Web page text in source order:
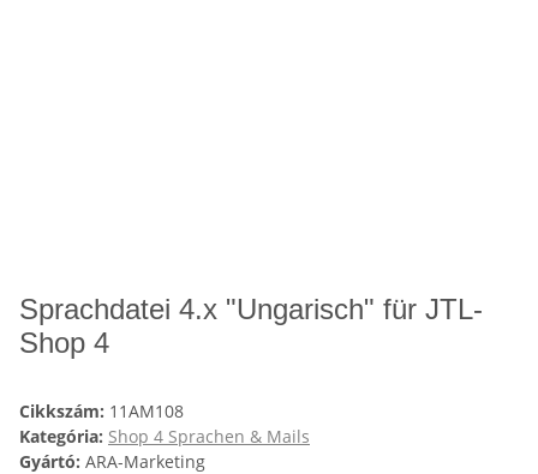
Sprachdatei 4.x "Ungarisch" für JTL-
Shop 4
Cikkszám: 11AM108
Kategória: Shop 4 Sprachen & Mails
Gyártó: ARA-Marketing